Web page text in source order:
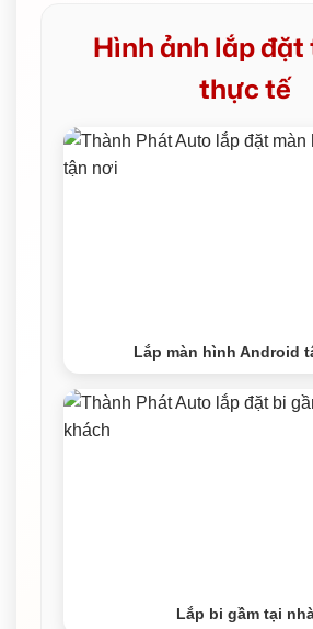
Hình ảnh lắp đặt
thực tế
Lắp màn hình Android
Lắp bi gầm tại